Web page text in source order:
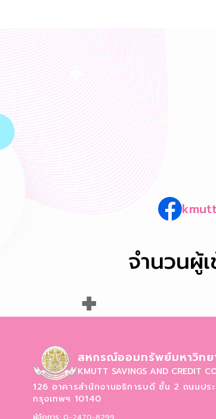
จำนวนผู้
สหกรณ์ออมทรัพย์มหาวิทย
KMUTT SAVINGS AND CREDIT
126 อาคารสำนักงานอธิการบดี ชั้น 2 ถนนปร
กรุงเทพฯ 10140